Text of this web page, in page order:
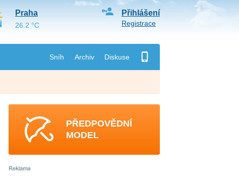
Sníh Archiv Diskuse
Přihlášení
Registrace
Praha
26.2 °C
PŘEDPOVĚDNÍ
MODEL